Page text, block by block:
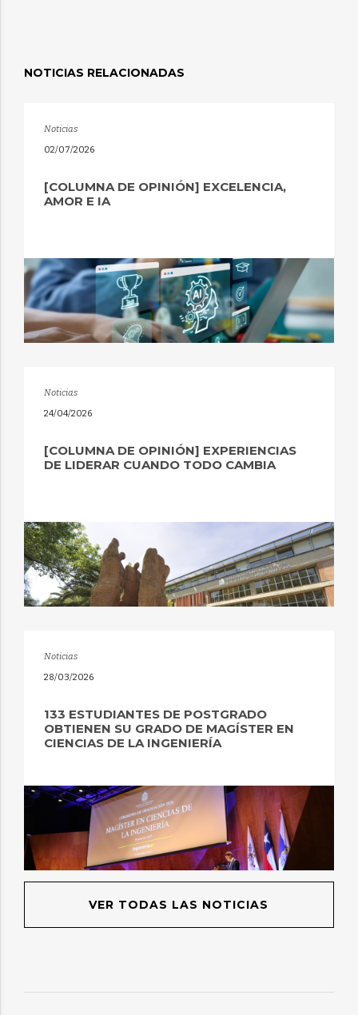
NOTICIAS RELACIONADAS
Noticias
02/07/2026
[COLUMNA DE OPINIÓN] EXCELENCIA,
AMOR E IA
Noticias
24/04/2026
[COLUMNA DE OPINIÓN] EXPERIENCIAS
DE LIDERAR CUANDO TODO CAMBIA
Noticias
28/03/2026
133 ESTUDIANTES DE POSTGRADO
OBTIENEN SU GRADO DE MAGÍSTER EN
CIENCIAS DE LA INGENIERÍA
VER TODAS LAS NOTICIAS